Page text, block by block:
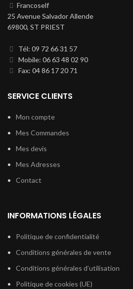
Francoself
25 Avenue Salvador Allende
69800, ST PRIEST
Tél: 09 72 66 31 57
Mobile: 06 63 48 02 90
Fax: 04 86 17 20 71
SERVICE CLIENTS
Mon compte
Mes Commandes
Mes devis
Mes Adresses
Contact
INFORMATIONS LÉGALES
Politique de confidentialité
Conditions générales de vente
Conditions générales d’utilisation
Politique de cookies (UE)